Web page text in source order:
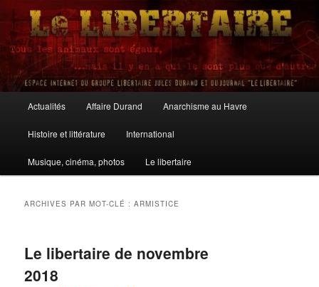
Aller
contenu
principal
Aller
contenu
secondaire
Le Libertaire
principal
Actualités Affaire Durand Anarchisme au Havre
Histoire et littérature International
Musique, cinéma, photos Le libertaire
ARCHIVES PAR MOT-CLÉ :ARMISTICE
Le libertaire de novembre
2018